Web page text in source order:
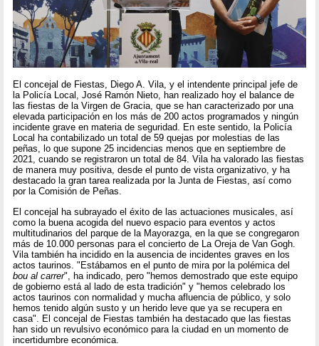
El concejal de Fiestas, Diego A. Vila, y el intendente principal jefe de
la Policía Local, José Ramón Nieto, han realizado hoy el balance de
las fiestas de la Virgen de Gracia, que se han caracterizado por una
elevada participación en los más de 200 actos programados y ningún
incidente grave en materia de seguridad. En este sentido, la Policía
Local ha contabilizado un total de 59 quejas por molestias de las
peñas, lo que supone 25 incidencias menos que en septiembre de
2021, cuando se registraron un total de 84. Vila ha valorado las fiestas
de manera muy positiva, desde el punto de vista organizativo, y ha
destacado la gran tarea realizada por la Junta de Fiestas, así como
por la Comisión de Peñas.
El concejal ha subrayado el éxito de las actuaciones musicales, así
como la buena acogida del nuevo espacio para eventos y actos
multitudinarios del parque de la Mayorazga, en la que se congregaron
más de 10.000 personas para el concierto de La Oreja de Van Gogh.
Vila también ha incidido en la ausencia de incidentes graves en los
actos taurinos. "Estábamos en el punto de mira por la polémica del
bou al carrer", ha indicado, pero "hemos demostrado que este equipo
de gobierno está al lado de esta tradición" y "hemos celebrado los
actos taurinos con normalidad y mucha afluencia de público, y solo
hemos tenido algún susto y un herido leve que ya se recupera en
casa". El concejal de Fiestas también ha destacado que las fiestas
han sido un revulsivo económico para la ciudad en un momento de
incertidumbre económica.